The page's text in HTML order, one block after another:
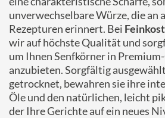
unverwechselbare Würze, die an
Rezepturen erinnert. Bei
wir auf höchste Qualität und
um Ihnen Senfkörner in
anzubieten. Sorgfältig
getrocknet, bewahren sie ihre
Öle und den natürlichen, leicht
der Ihre Gerichte auf ein neues